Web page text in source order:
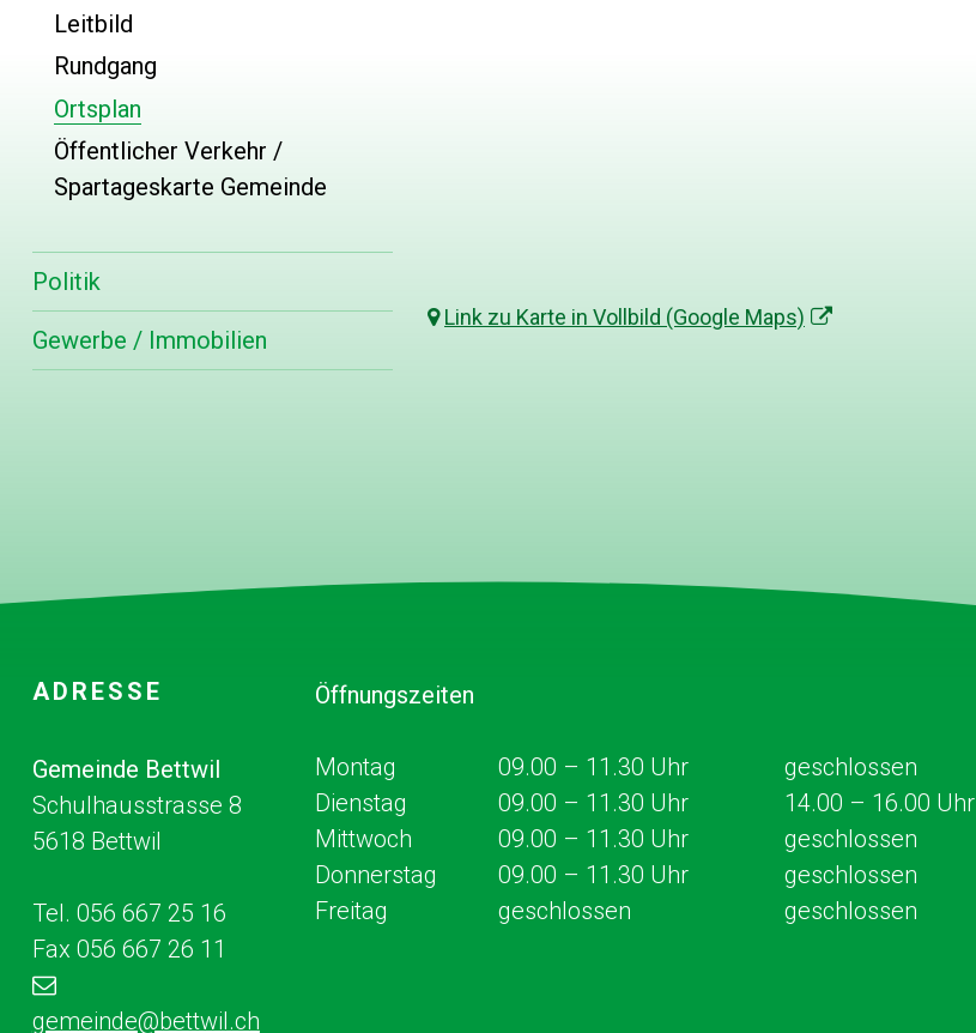
Leitbild
Rundgang
Ortsplan
Öffentlicher Verkehr /
Spartageskarte Gemeinde
Politik
Gewerbe / Immobilien
Link zu Karte in Vollbild (Google Maps)
Footer
ADRESSE
Gemeinde Bettwil
Schulhausstrasse 8
5618 Bettwil
Tel. 056 667 25 16
Fax 056 667 26 11
gemeinde@bettwil.ch
Öffnungszeiten
Montag 09.00 – 11.30 Uhr
geschlossen
Dienstag
09.00 – 11.30 Uhr
14.00 – 16.00 Uhr
Mittwoch
09.00 – 11.30 Uhr
geschlossen
Donnerstag
09.00 – 11.30 Uhr
geschlossen
Freitag geschlossen geschlossen